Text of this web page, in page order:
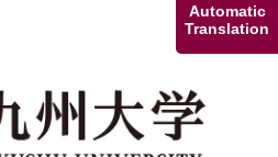
Automatic
Translation